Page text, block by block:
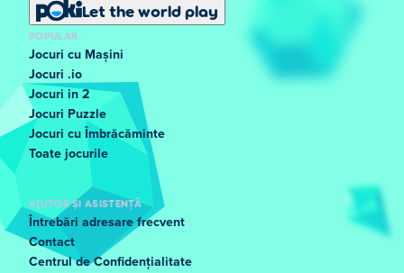
Let the world play
POPULAR
Jocuri cu Mașini
Jocuri .io
Jocuri in 2
Jocuri Puzzle
Jocuri cu Îmbrăcăminte
Toate jocurile
AJUTOR ȘI ASISTENȚĂ
Întrebări adresare frecvent
Contact
Centrul de Confidențialitate